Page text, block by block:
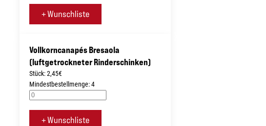
+ Wunschliste
Vollkorncanapés Bresaola
(luftgetrockneter Rinderschinken)
Stück: 2,45€
Mindestbestellmenge: 4
+ Wunschliste